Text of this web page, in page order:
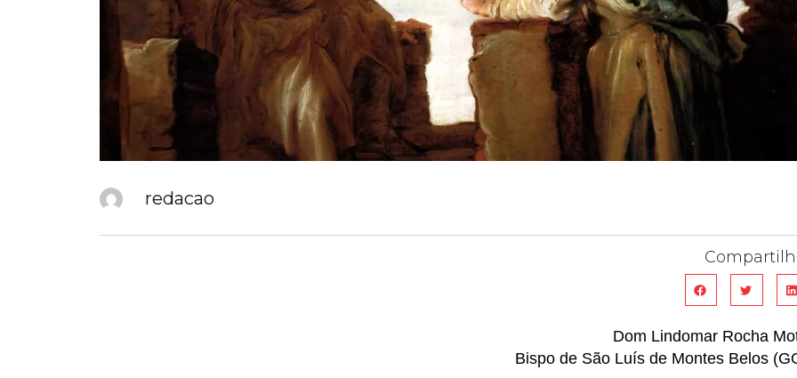
redacao
Dom Lindomar Rocha
Bispo de São Luís de Montes Belos